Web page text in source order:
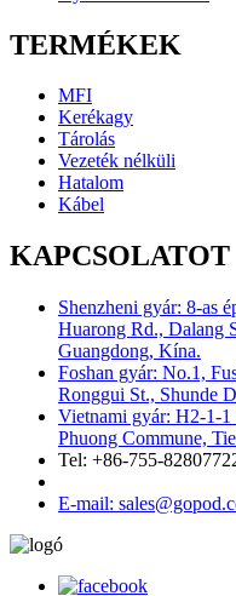
TERMÉKEK
MFI
Kerékagy
Tárolás
Vezeték nélküli
Hatalom
Kábel
KAPCSOLATOT
Shenzheni gyár: 8-as
Huarong Rd., Dalang
Guangdong, Kína.
Foshan gyár: No.1,
Ronggui St., Shunde
Vietnami gyár: H2-1-
Phuong Commune,
Tel: +86-755-
E-mail: